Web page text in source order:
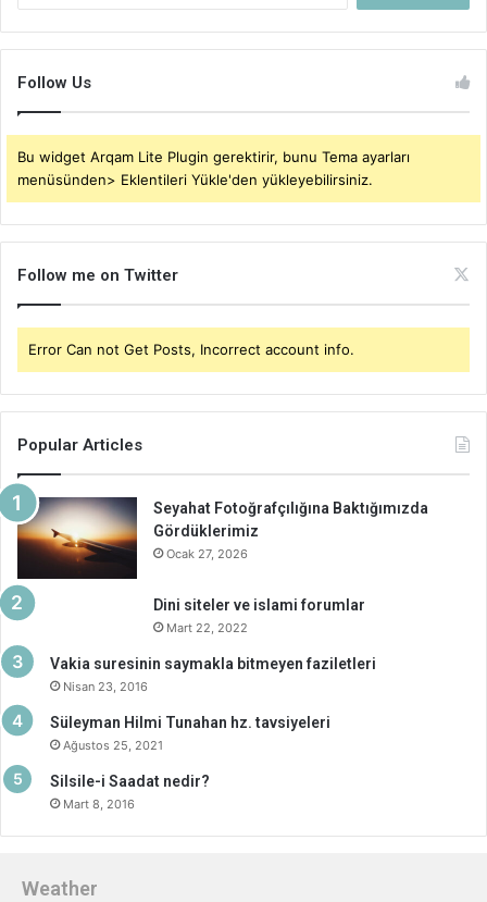
Follow Us
Bu widget Arqam Lite Plugin gerektirir, bunu Tema ayarları
menüsünden> Eklentileri Yükle'den yükleyebilirsiniz.
Follow me on Twitter
Error Can not Get Posts, Incorrect account info.
Popular Articles
Seyahat Fotoğrafçılığına Baktığımızda
Gördüklerimiz
Ocak 27, 2026
Dini siteler ve islami forumlar
Mart 22, 2022
Vakia suresinin saymakla bitmeyen faziletleri
Nisan 23, 2016
Süleyman Hilmi Tunahan hz. tavsiyeleri
Ağustos 25, 2021
Silsile-i Saadat nedir?
Mart 8, 2016
Weather